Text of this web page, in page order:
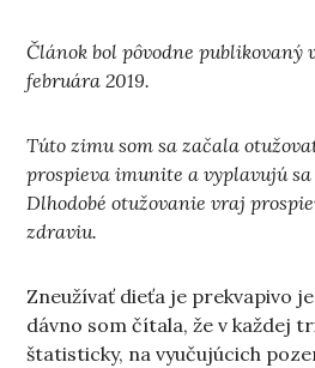
Článok bol pôvodne publikovaný
februára 2019.
Túto zimu som sa začala
prospieva imunite a vyplavujú
Dlhodobé otužovanie vraj
zdraviu.
Zneužívať dieťa je prekvapivo
dávno som čítala, že v každej
štatisticky, na vyučujúcich